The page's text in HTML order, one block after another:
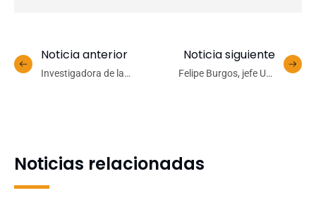
Noticia anterior
Investigadora de la
Noticia siguiente
Felipe Burgos, jefe UPI
Noticias relacionadas